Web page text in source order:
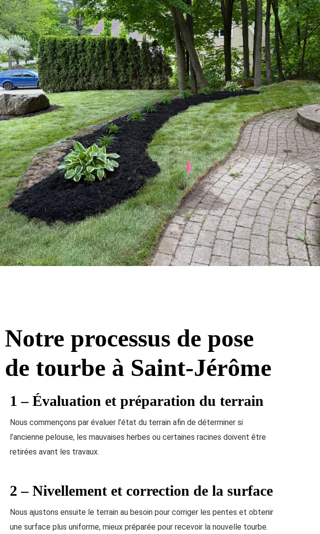
Notre processus de pose
de tourbe à Saint-Jérôme
1 – Évaluation et préparation du terrain
Nous commençons par évaluer l’état du terrain afin de déterminer si
l’ancienne pelouse, les mauvaises herbes ou certaines racines doivent être
retirées avant les travaux.
2 – Nivellement et correction de la surface
Nous ajustons ensuite le terrain au besoin pour corriger les pentes et obtenir
une surface plus uniforme, mieux préparée pour recevoir la nouvelle tourbe.